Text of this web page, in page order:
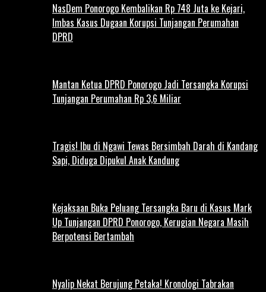
NasDem Ponorogo Kembalikan Rp 748 Juta ke Kejari,
Imbas Kasus Dugaan Korupsi Tunjangan Perumahan
DPRD
Mantan Ketua DPRD Ponorogo Jadi Tersangka Korupsi
Tunjangan Perumahan Rp 3,6 Miliar
Tragis! Ibu di Ngawi Tewas Bersimbah Darah di Kandang
Sapi, Diduga Dipukul Anak Kandung
Kejaksaan Buka Peluang Tersangka Baru di Kasus Mark
Up Tunjangan DPRD Ponorogo, Kerugian Negara Masih
Berpotensi Bertambah
Nyalip Nekat Berujung Petaka! Kronologi Tabrakan